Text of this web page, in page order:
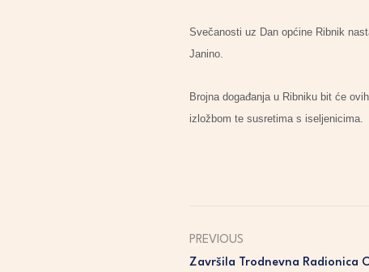
Svečanosti uz Dan općine Ribnik
Janino.
Brojna događanja u Ribniku bit će
izložbom te susretima s iseljenicima.
PREVIOUS
Završila Trodnevna Radionica